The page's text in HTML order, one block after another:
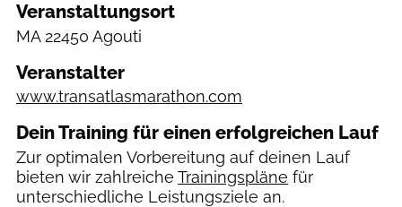
Veranstaltungsort
MA 22450 Agouti
Veranstalter
www.transatlasmarathon.com
Dein Training für einen erfolgreichen Lauf
Zur optimalen Vorbereitung auf deinen Lauf
bieten wir zahlreiche Trainingspläne für
unterschiedliche Leistungsziele an.